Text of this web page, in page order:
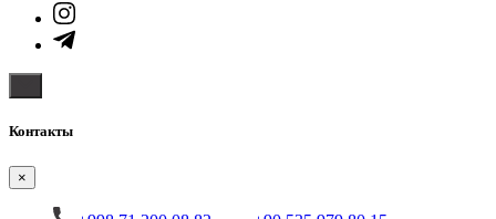
Контакты
×